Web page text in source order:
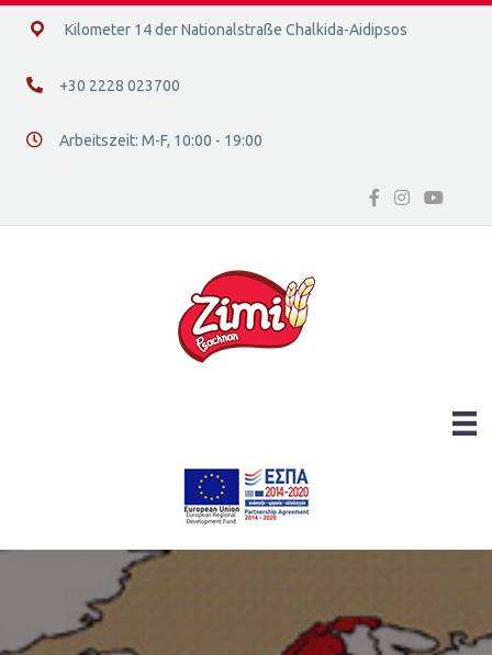
14ο χλμ. Ε.Ο. Χαλκίδας – Αιδηψού, 34400
Kilometer 14 der Nationalstraße Chalkida-Aidipsos
+30 2228 023700
+30 2228 023700
Διεύθυνση οδός 16, Ελλάδα
Arbeitszeit: Μ-F, 10:00 - 19:00